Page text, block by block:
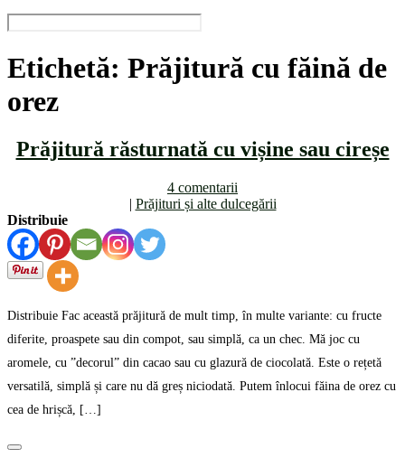
Etichetă: Prăjitură cu făină de
orez
Prăjitură răsturnată cu vișine sau cireșe
4 comentarii
| Prăjituri și alte dulcegării
Distribuie
Distribuie Fac această prăjitură de mult timp, în multe variante: cu fructe
diferite, proaspete sau din compot, sau simplă, ca un chec. Mă joc cu
aromele, cu ”decorul” din cacao sau cu glazură de ciocolată. Este o rețetă
versatilă, simplă și care nu dă greș niciodată. Putem înlocui făina de orez cu
cea de hrișcă, […]